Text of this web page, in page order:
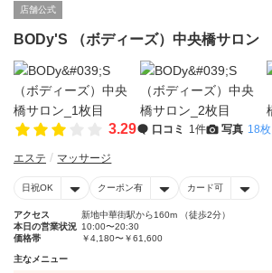
店舗公式
BODy'S （ボディーズ）中央橋サロン
3.29 口コミ 1件 写真 18枚
エステ マッサージ
日祝OK クーポン有 カード可
アクセス
新地中華街駅から160m （徒歩2分）
本日の営業状況 10:00〜20:30
価格帯
￥4,180〜￥61,600
主なメニュー